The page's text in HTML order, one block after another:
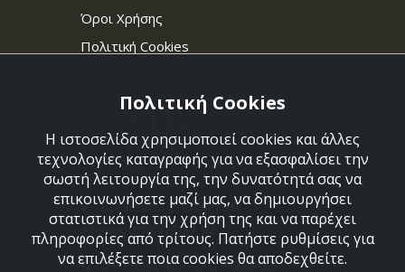
Όροι Χρήσης
Πολιτική Cookies
Στεφάνου Σαράφη 36,
Αργυρούπολη 164 52
210 9960427-210 9960489
Πολιτική Cookies
Η ιστοσελίδα χρησιμοποιεί cookies και άλλες
τεχνολογίες καταγραφής για να εξασφαλίσει την
σωστή λειτουργία της, την δυνατότητά σας να
επικοινωνήσετε μαζί μας, να δημιουργήσει
στατιστικά για την χρήση της και να παρέχει
πληροφορίες από τρίτους. Πατήστε ρυθμίσεις για
να επιλέξετε ποια cookies θα αποδεχθείτε.